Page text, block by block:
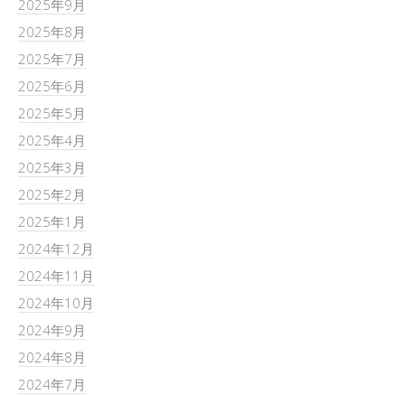
2025年9月
2025年8月
2025年7月
2025年6月
2025年5月
2025年4月
2025年3月
2025年2月
2025年1月
2024年12月
2024年11月
2024年10月
2024年9月
2024年8月
2024年7月